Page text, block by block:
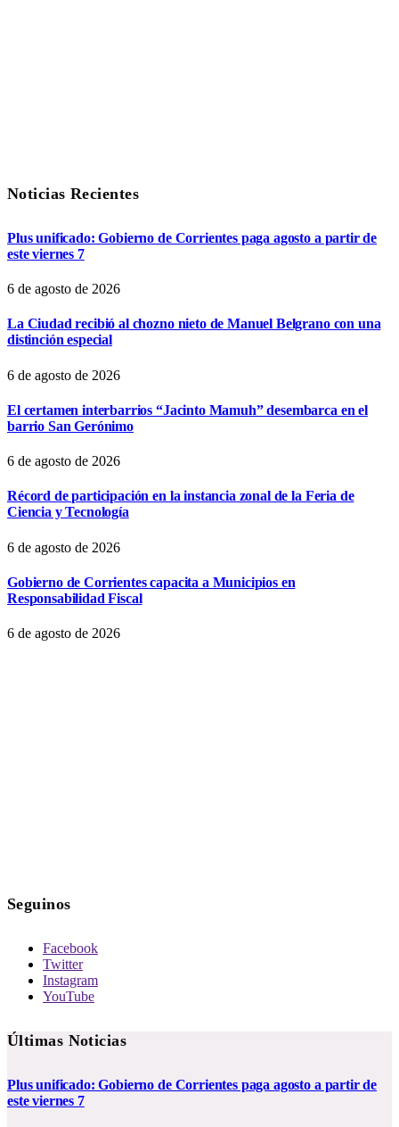
Noticias Recientes
Plus unificado: Gobierno de Corrientes paga agosto a partir de
este viernes 7
6 de agosto de 2026
La Ciudad recibió al chozno nieto de Manuel Belgrano con una
distinción especial
6 de agosto de 2026
El certamen interbarrios “Jacinto Mamuh” desembarca en el
barrio San Gerónimo
6 de agosto de 2026
Récord de participación en la instancia zonal de la Feria de
Ciencia y Tecnología
6 de agosto de 2026
Gobierno de Corrientes capacita a Municipios en
Responsabilidad Fiscal
6 de agosto de 2026
Seguinos
Facebook
Twitter
Instagram
YouTube
Últimas Noticias
Plus unificado: Gobierno de Corrientes paga agosto a partir de
este viernes 7